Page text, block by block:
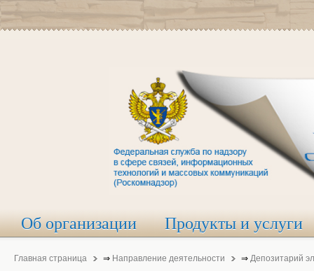
Об организации Продукты и услуги
Главная страница ⇒ Направление деятельности ⇒ Депозитарий